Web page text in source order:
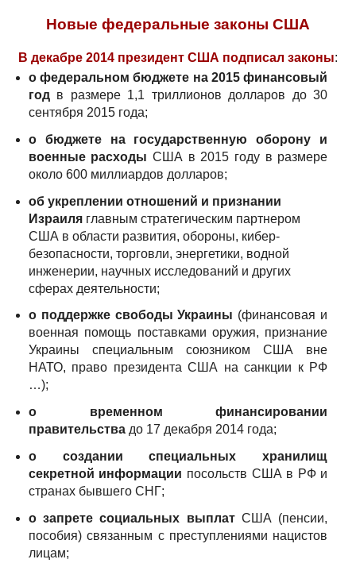
Новые федеральные законы США
В декабре 2014 президент США подписал законы:
о федеральном бюджете на 2015 финансовый
годв размере 1,1 триллионов долларов до 30
сентября 2015 года;
о бюджете на государственную оборону и
военные расходы США в 2015 году в размере
около 600 миллиардов долларов;
об укреплении отношений и признании
Израиляглавным стратегическим партнером
США в области развития, обороны, кибер-
безопасности, торговли, энергетики, водной
инженерии, научных исследований и других
сферах деятельности;
о поддержке свободы Украины (финансовая и
военная помощь поставками оружия, признание
Украины специальным союзником США вне
НАТО, право президента США на санкции к РФ
…);
о временном финансировании
правительствадо 17 декабря 2014 года;
о создании специальных хранилищ
секретной информации посольств США в РФ и
странах бывшего СНГ;
о запрете социальных выплатСША (пенсии,
пособия) связанным с преступлениями нацистов
лицам;